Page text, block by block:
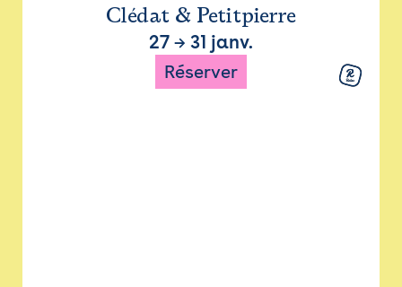
Clédat & Petitpierre
27 → 31 janv.
Réserver